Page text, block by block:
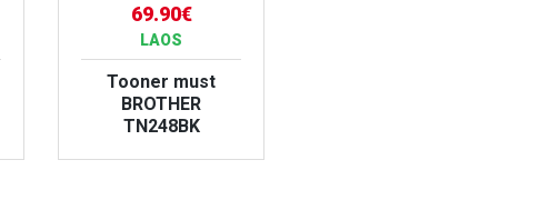
69.90€
LAOS
Tooner must
BROTHER
TN248BK